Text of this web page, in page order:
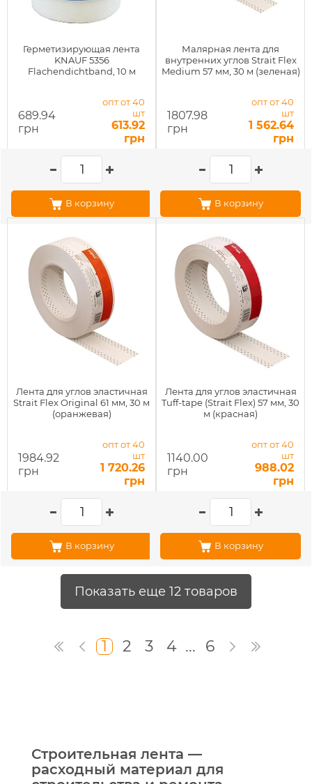
Герметизирующая лента
KNAUF 5356
Flachendichtband, 10 м
689.94
грн
опт от 40
шт
613.92
грн
В корзину
Малярная лента для
внутренних углов Strait Flex
Medium 57 мм, 30 м (зеленая)
1807.98
грн
опт от 40
шт
1 562.64
грн
В корзину
Лента для углов эластичная
Strait Flex Original 61 мм, 30 м
(оранжевая)
1984.92
грн
опт от 40
шт
1 720.26
грн
В корзину
Лента для углов эластичная
Tuff-tape (Strait Flex) 57 мм, 30
м (красная)
1140.00
грн
опт от 40
шт
988.02
грн
В корзину
Показать еще 12 товаров
1 2 3 4 ... 6
Строительная лента —
расходный материал для